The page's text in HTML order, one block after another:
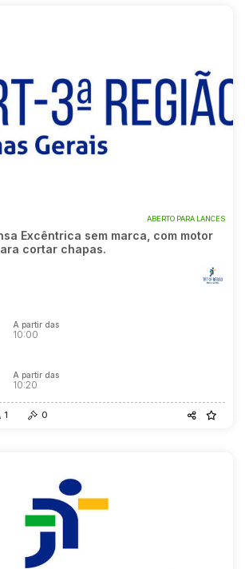
ABERTO PARA LANCES
Excêntrica sem marca, com motor
cortar chapas.
A partir das
10:00
A partir das
10:20
1 0